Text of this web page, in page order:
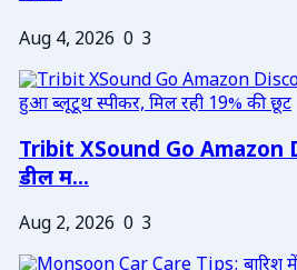
Aug 4, 2026 0 3
Tribit XSound Go
डील म...
Aug 2, 2026 0 3